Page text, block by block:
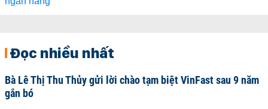
Đọc nhiều nhất
Bà Lê Thị Thu Thủy gửi lời chào tạm biệt VinFast sau 9 năm
gắn bó